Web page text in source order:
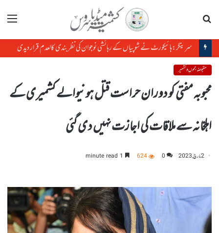
مینو
سرینگر:ہائیکورٹ نے شوپیاں کے رہائشی نوجوان کی نظربندی کالعدم قرار دیدی
مقبوضہ جموں و کشمیر
محبوبہ مفتی کو دوران حراست قتل ہونیوالے کشمیری کے
اہلخانہ سے ملاقات کی اجازت نہیں دی گئی
2 مارچ, 2023 0
624